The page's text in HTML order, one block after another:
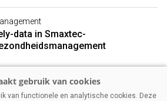
data in Smaxtec-
melkpoeder: stevigere
van functionele en analytische cookies. Deze